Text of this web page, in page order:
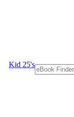
Kid 25's